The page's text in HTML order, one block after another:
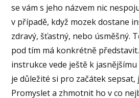
se vám s jeho názvem nic
v případě, když mozek dostane
zdravý, šťastný, nebo úsměšný.
pod tím má konkrétně
instrukce vede ještě k
je důležité si pro začátek sepsat,
Promyslet a zhmotnit ho v co